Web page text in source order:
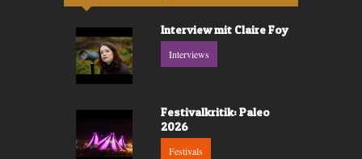
Interview mit Claire Foy
Interviews
Festivalkritik: Paleo
2026
Festivals